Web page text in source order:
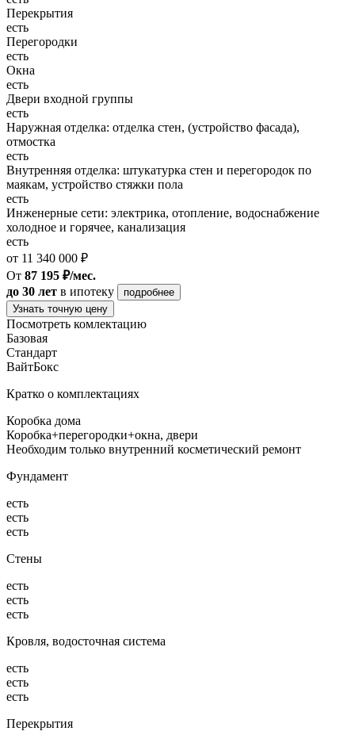
Перекрытия
есть
Перегородки
есть
Окна
есть
Двери входной группы
есть
Наружная отделка: отделка стен, (устройство фасада),
отмостка
есть
Внутренняя отделка: штукатурка стен и перегородок по
маякам, устройство стяжки пола
есть
Инженерные сети: электрика, отопление, водоснабжение
холодное и горячее, канализация
есть
от 11 340 000 ₽
От 87 195 ₽/мес.
до 30 лет в ипотеку
подробнее
Узнать точную цену
Посмотреть комлектацию
Базовая
Стандарт
ВайтБокс
Кратко о комплектациях
Коробка дома
Коробка+перегородки+окна, двери
Необходим только внутренний косметический ремонт
Фундамент
есть
есть
есть
Стены
есть
есть
есть
Кровля, водосточная система
есть
есть
есть
Перекрытия